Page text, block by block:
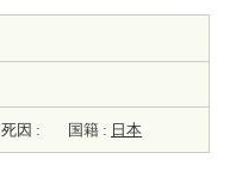
死因 : 国籍 : 日本